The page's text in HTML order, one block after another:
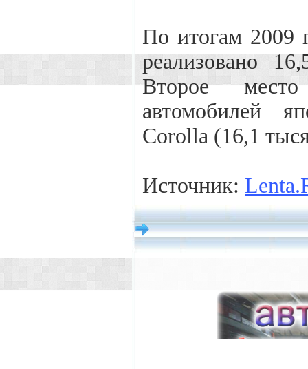
По итогам 2009
реализовано
Второе
автомобилей
Corolla (16,1
Источник: